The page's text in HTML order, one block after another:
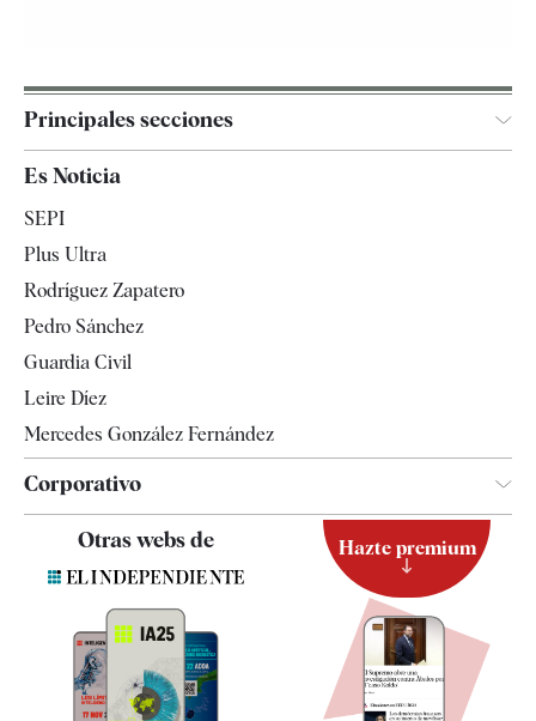
Principales secciones
España
Televisión
Es Noticia
SEPI
Plus Ultra
Rodríguez Zapatero
Pedro Sánchez
Guardia Civil
Leire Díez
Mercedes González Fernández
Corporativo
Contacto
Quiénes somos
Especificaciones
Otras webs de Hazte premium